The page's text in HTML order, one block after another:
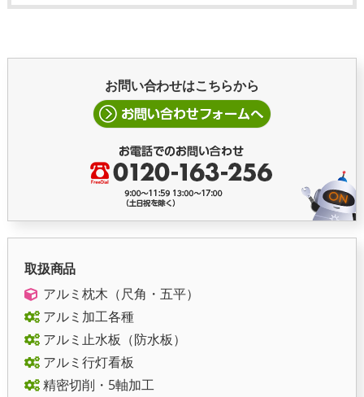
お問い合わせはこちらから
取扱商品
アルミ枕木（尺角・五平）
アルミ加工各種
アルミ止水板（防水板）
アルミ行灯看板
精密切削・5軸加工